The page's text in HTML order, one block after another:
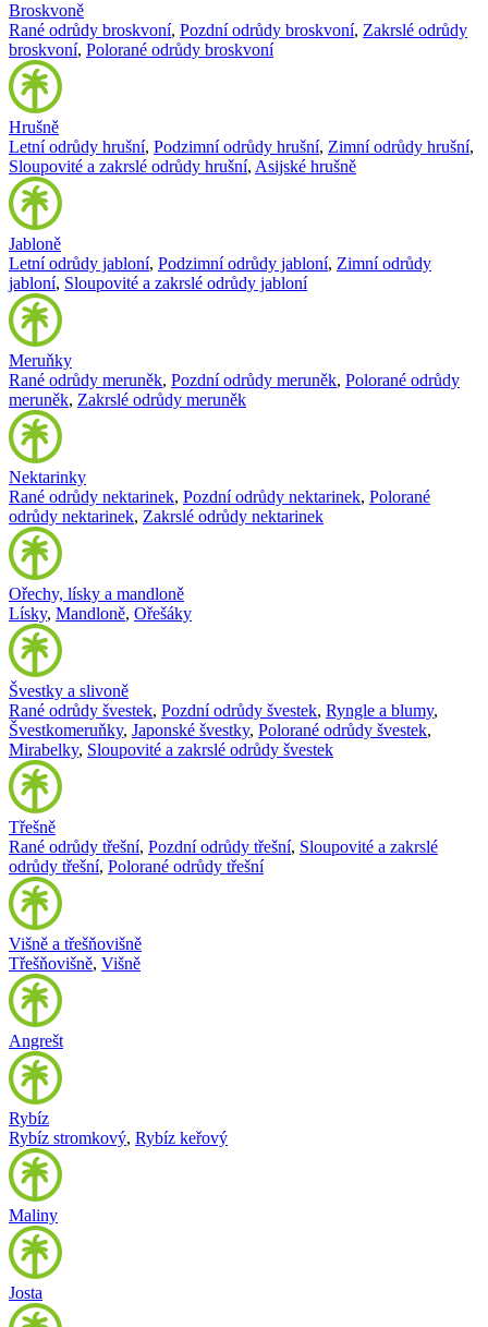
Broskvoně
Rané odrůdy broskvoní, Pozdní odrůdy broskvoní, Zakrslé odrůdy
broskvoní, Polorané odrůdy broskvoní
Hrušně
Letní odrůdy hrušní, Podzimní odrůdy hrušní, Zimní odrůdy hrušní,
Sloupovité a zakrslé odrůdy hrušní, Asijské hrušně
Jabloně
Letní odrůdy jabloní, Podzimní odrůdy jabloní, Zimní odrůdy
jabloní, Sloupovité a zakrslé odrůdy jabloní
Meruňky
Rané odrůdy meruněk, Pozdní odrůdy meruněk, Polorané odrůdy
meruněk, Zakrslé odrůdy meruněk
Nektarinky
Rané odrůdy nektarinek, Pozdní odrůdy nektarinek, Polorané
odrůdy nektarinek, Zakrslé odrůdy nektarinek
Ořechy, lísky a mandloně
Lísky, Mandloně, Ořešáky
Švestky a slivoně
Rané odrůdy švestek, Pozdní odrůdy švestek, Ryngle a blumy,
Švestkomeruňky, Japonské švestky, Polorané odrůdy švestek,
Mirabelky, Sloupovité a zakrslé odrůdy švestek
Třešně
Rané odrůdy třešní, Pozdní odrůdy třešní, Sloupovité a zakrslé
odrůdy třešní, Polorané odrůdy třešní
Višně a třešňovišně
Třešňovišně, Višně
Angrešt
Rybíz
Rybíz stromkový, Rybíz keřový
Maliny
Josta